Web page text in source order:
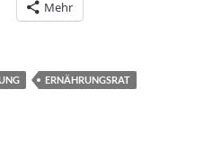
Mehr
ERNÄHRUNGSRAT